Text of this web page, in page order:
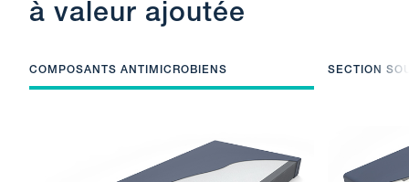
à valeur ajoutée
COMPOSANTS ANTIMICROBIENS SECTION